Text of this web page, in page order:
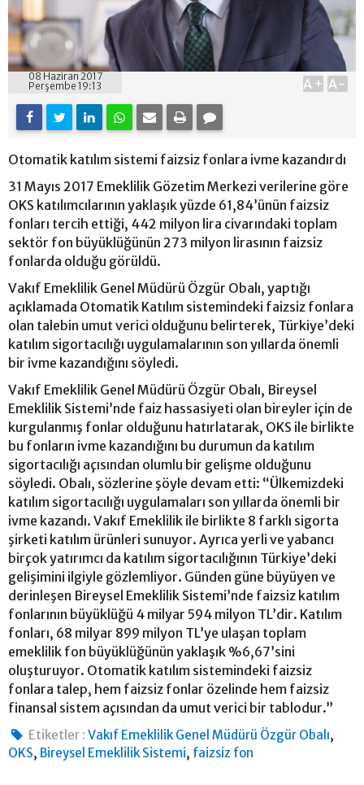
08 Haziran 2017
Perşembe 19:13
A+ A-
Otomatik katılım sistemi faizsiz fonlara ivme kazandırdı
31 Mayıs 2017 Emeklilik Gözetim Merkezi verilerine göre
OKS katılımcılarının yaklaşık yüzde 61,84’ünün faizsiz
fonları tercih ettiği, 442 milyon lira civarındaki toplam
sektör fon büyüklüğünün 273 milyon lirasının faizsiz
fonlarda olduğu görüldü.
Vakıf Emeklilik Genel Müdürü Özgür Obalı, yaptığı
açıklamada Otomatik Katılım sistemindeki faizsiz fonlara
olan talebin umut verici olduğunu belirterek, Türkiye’deki
katılım sigortacılığı uygulamalarının son yıllarda önemli
bir ivme kazandığını söyledi.
Vakıf Emeklilik Genel Müdürü Özgür Obalı, Bireysel
Emeklilik Sistemi’nde faiz hassasiyeti olan bireyler için de
kurgulanmış fonlar olduğunu hatırlatarak, OKS ile birlikte
bu fonların ivme kazandığını bu durumun da katılım
sigortacılığı açısından olumlu bir gelişme olduğunu
söyledi. Obalı, sözlerine şöyle devam etti: “Ülkemizdeki
katılım sigortacılığı uygulamaları son yıllarda önemli bir
ivme kazandı. Vakıf Emeklilik ile birlikte 8 farklı sigorta
şirketi katılım ürünleri sunuyor. Ayrıca yerli ve yabancı
birçok yatırımcı da katılım sigortacılığının Türkiye’deki
gelişimini ilgiyle gözlemliyor. Günden güne büyüyen ve
derinleşen Bireysel Emeklilik Sistemi’nde faizsiz katılım
fonlarının büyüklüğü 4 milyar 594 milyon TL’dir. Katılım
fonları, 68 milyar 899 milyon TL’ye ulaşan toplam
emeklilik fon büyüklüğünün yaklaşık %6,67’sini
oluşturuyor. Otomatik katılım sistemindeki faizsiz
fonlara talep, hem faizsiz fonlar özelinde hem faizsiz
finansal sistem açısından da umut verici bir tablodur.”
Etiketler : Vakıf Emeklilik Genel Müdürü Özgür Obalı,
OKS, Bireysel Emeklilik Sistemi, faizsiz fon